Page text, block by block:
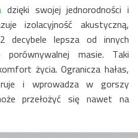
dzięki swojej jednorodności i
izolacyjność akustyczną,
lepsza od innych
masie. Taki
życia. Ogranicza hałas,
i wprowadza w gorszy
przełożyć się nawet na